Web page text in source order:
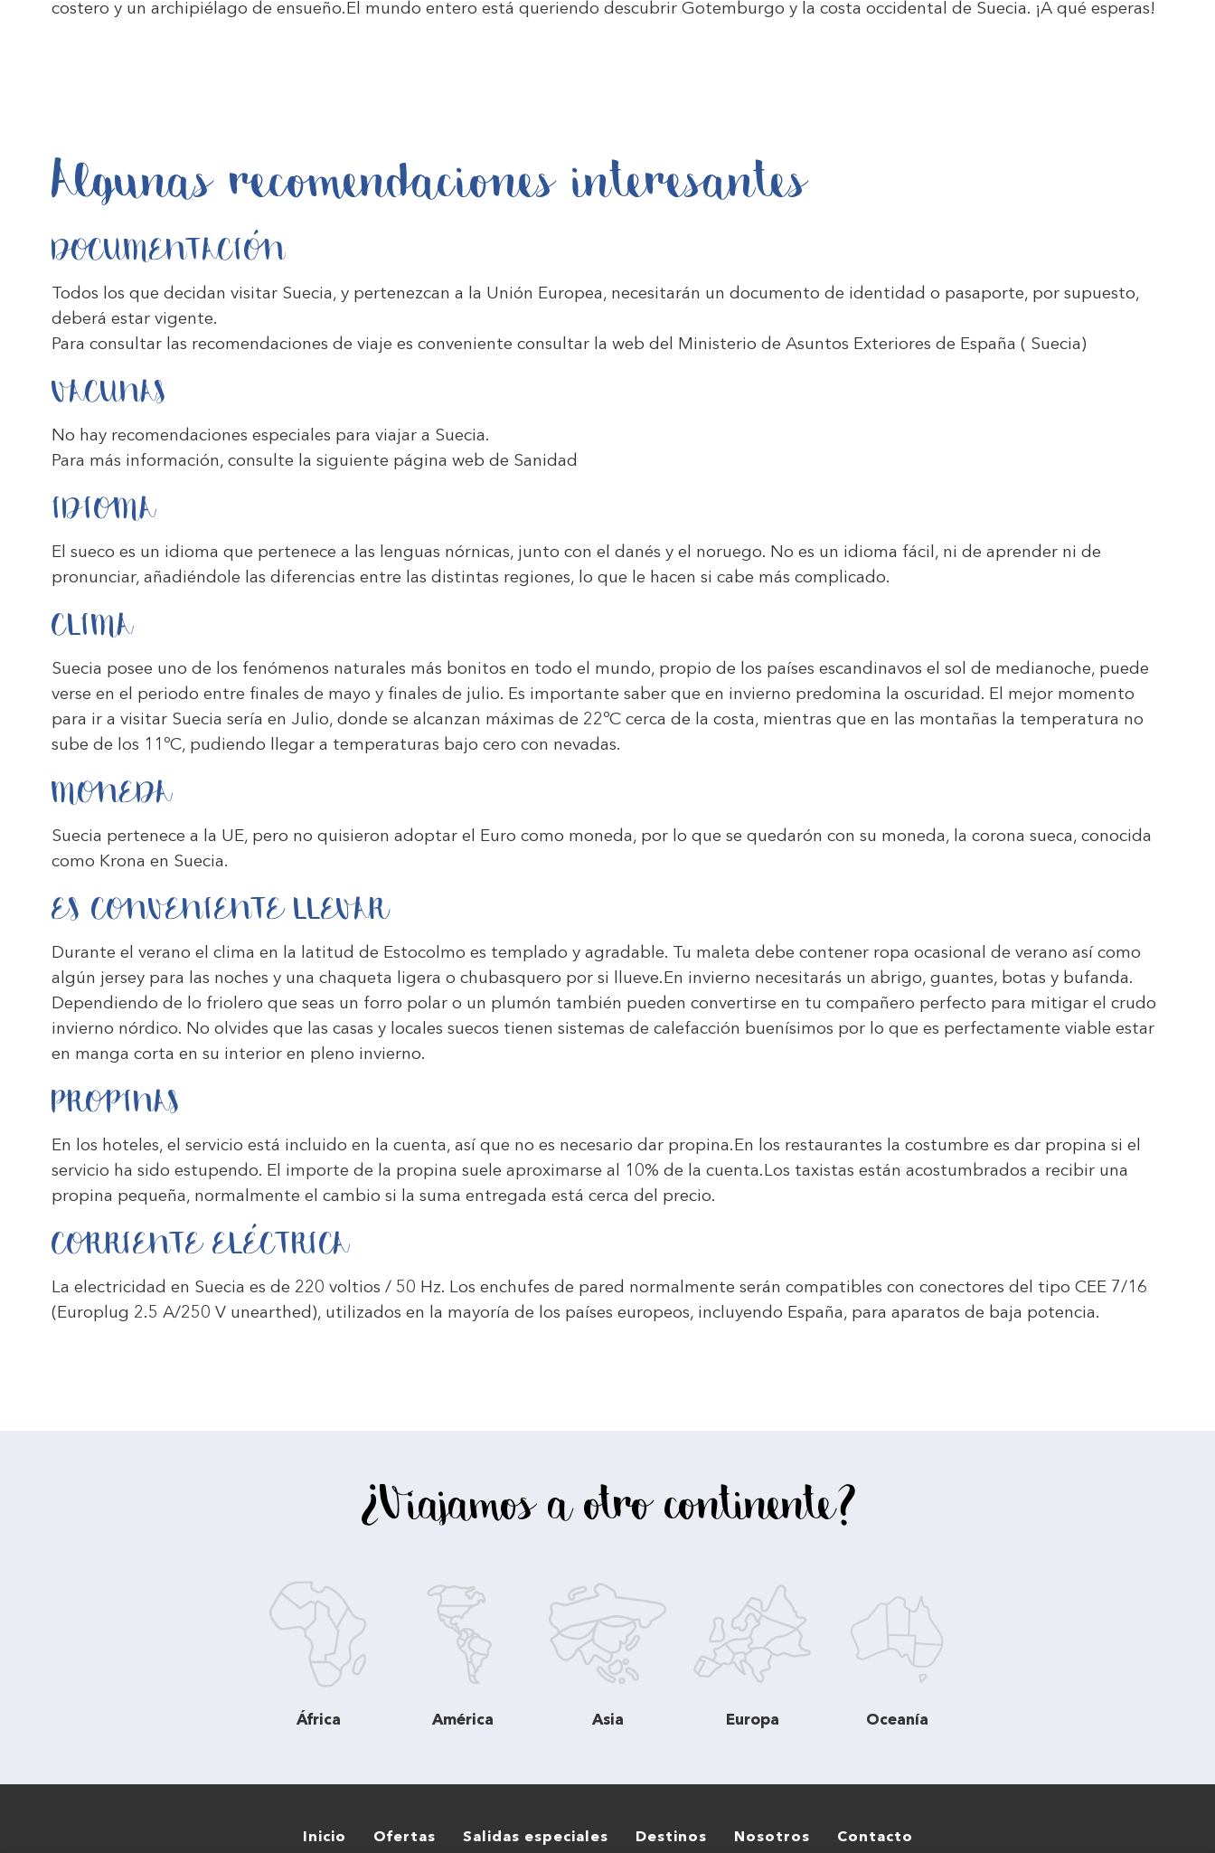
costero y un archipiélago de ensueño.El mundo entero está queriendo descubrir Gotemburgo y la costa occidental de Suecia. ¡A qué esperas!
Algunas recomendaciones interesantes
DOCUMENTACIÓN
Todos los que decidan visitar Suecia, y pertenezcan a la Unión Europea, necesitarán un documento de identidad o pasaporte, por supuesto,
deberá estar vigente.
Para consultar las recomendaciones de viaje es conveniente consultar la web del Ministerio de Asuntos Exteriores de España ( Suecia)
VACUNAS
No hay recomendaciones especiales para viajar a Suecia.
Para más información, consulte la siguiente página web de Sanidad
IDIOMA
El sueco es un idioma que pertenece a las lenguas nórnicas, junto con el danés y el noruego. No es un idioma fácil, ni de aprender ni de
pronunciar, añadiéndole las diferencias entre las distintas regiones, lo que le hacen si cabe más complicado.
CLIMA
Suecia posee uno de los fenómenos naturales más bonitos en todo el mundo, propio de los países escandinavos el sol de medianoche, puede
verse en el periodo entre finales de mayo y finales de julio. Es importante saber que en invierno predomina la oscuridad. El mejor momento
para ir a visitar Suecia sería en Julio, donde se alcanzan máximas de 22ºC cerca de la costa, mientras que en las montañas la temperatura no
sube de los 11ºC, pudiendo llegar a temperaturas bajo cero con nevadas.
MONEDA
Suecia pertenece a la UE, pero no quisieron adoptar el Euro como moneda, por lo que se quedarón con su moneda, la corona sueca, conocida
como Krona en Suecia.
ES CONVENIENTE LLEVAR
Durante el verano el clima en la latitud de Estocolmo es templado y agradable. Tu maleta debe contener ropa ocasional de verano así como
algún jersey para las noches y una chaqueta ligera o chubasquero por si llueve.En invierno necesitarás un abrigo, guantes, botas y bufanda.
Dependiendo de lo friolero que seas un forro polar o un plumón también pueden convertirse en tu compañero perfecto para mitigar el crudo
invierno nórdico. No olvides que las casas y locales suecos tienen sistemas de calefacción buenísimos por lo que es perfectamente viable estar
en manga corta en su interior en pleno invierno.
PROPINAS
En los hoteles, el servicio está incluido en la cuenta, así que no es necesario dar propina.En los restaurantes la costumbre es dar propina si el
servicio ha sido estupendo. El importe de la propina suele aproximarse al 10% de la cuenta.Los taxistas están acostumbrados a recibir una
propina pequeña, normalmente el cambio si la suma entregada está cerca del precio.
CORRIENTE ELÉCTRICA
La electricidad en Suecia es de 220 voltios / 50 Hz. Los enchufes de pared normalmente serán compatibles con conectores del tipo CEE 7/16
(Europlug 2.5 A/250 V unearthed), utilizados en la mayoría de los países europeos, incluyendo España, para aparatos de baja potencia.
¿Viajamos a otro continente?
África América Asia Europa Oceanía
Inicio Ofertas Salidas especiales Destinos Nosotros Contacto